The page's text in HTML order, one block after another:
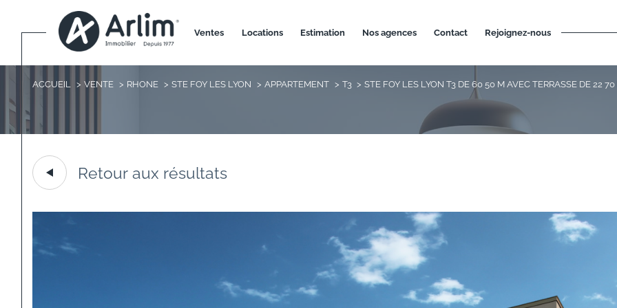
ventes locations estimation nos agences contact rejoignez-nous
ACCUEIL VENTE RHONE STE FOY LES LYON APPARTEMENT T3 STE FOY LES LYON T3 DE 60 50 M AVEC TERRASSE DE 22 70
Retour aux résultats